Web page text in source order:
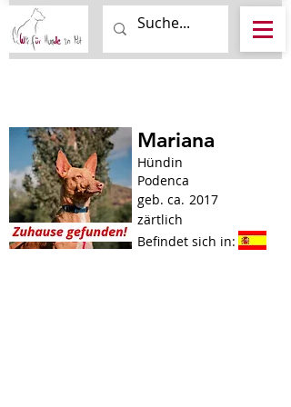
Mariana
Hündin
Podenca
geb. ca. 2017
zärtlich
Befindet sich in: